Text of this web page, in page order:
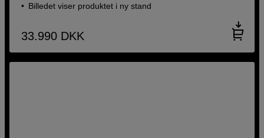
Billedet viser produktet i ny stand
33.990 DKK